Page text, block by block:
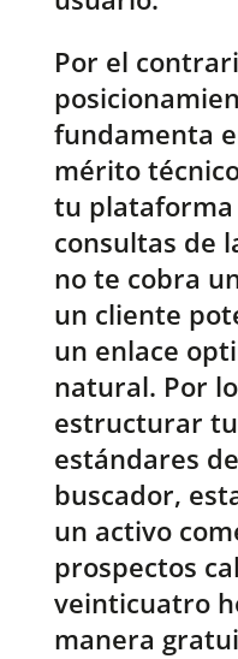
Por el
fundamenta
mérito
tu
consultas de
no te cobra
un cliente
un enlace
natural. Por
estructurar
estándares
buscador,
un activo
prospectos
veinticuatro
manera